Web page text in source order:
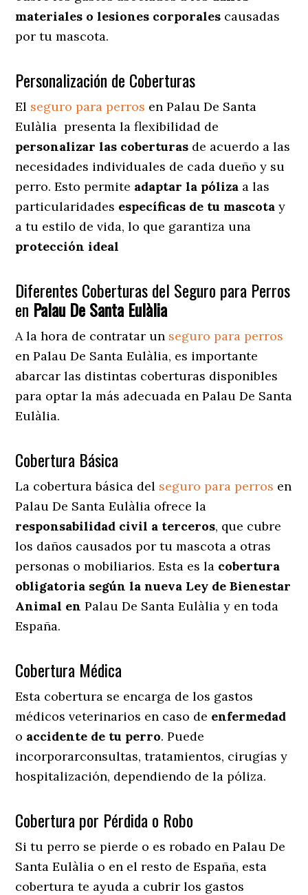
materiales o lesiones corporales causadas
por tu mascota.
Personalización de Coberturas
El seguro para perros en Palau De Santa
Eulàlia presenta la flexibilidad de
personalizar las coberturas de acuerdo a las
necesidades individuales de cada dueño y su
perro. Esto permite adaptar la póliza a las
particularidades específicas de tu mascota y
a tu estilo de vida, lo que garantiza una
protección ideal
Diferentes Coberturas del Seguro para Perros
en Palau De Santa Eulàlia
A la hora de contratar un seguro para perros
en Palau De Santa Eulàlia, es importante
abarcar las distintas coberturas disponibles
para optar la más adecuada en Palau De Santa
Eulàlia.
Cobertura Básica
La cobertura básica del seguro para perros en
Palau De Santa Eulàlia ofrece la
responsabilidad civil a terceros, que cubre
los daños causados por tu mascota a otras
personas o mobiliarios. Esta es la cobertura
obligatoria según la nueva Ley de Bienestar
Animal enPalau De Santa Eulàlia y en toda
España.
Cobertura Médica
Esta cobertura se encarga de los gastos
médicos veterinarios en caso de enfermedad
o accidente de tu perro. Puede
incorporarconsultas, tratamientos, cirugías y
hospitalización, dependiendo de la póliza.
Cobertura por Pérdida o Robo
Si tu perro se pierde o es robado en Palau De
Santa Eulàlia o en el resto de España, esta
cobertura te ayuda a cubrir los gastos